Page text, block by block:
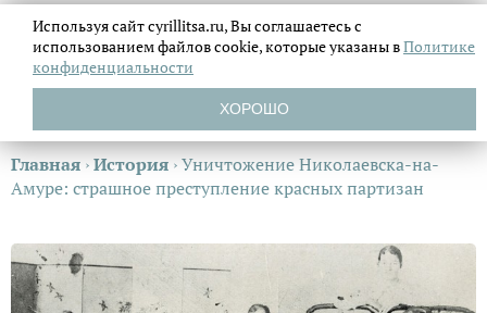
Главная ›История ›Уничтожение Николаевска-на-
Амуре: страшное преступление красных партизан
Используя сайт cyrillitsa.ru, Вы соглашаетесь с
использованием файловcookie, которые указаны вПолитике
конфиденциальности
ХОРОШО